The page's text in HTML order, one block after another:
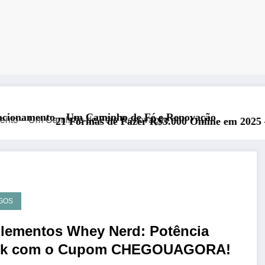
– Um Caminho de Fé e Renovação
21 Formas de Fazer R$3.000 Online em 2025 – Guia
Whey Nerd: Potência
com o Cupom CHEGOUAGORA!